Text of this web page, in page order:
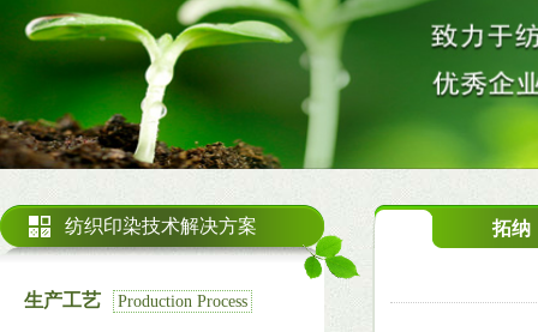
拓纳
纺织印染技术解决方案
生产工艺 Production Process